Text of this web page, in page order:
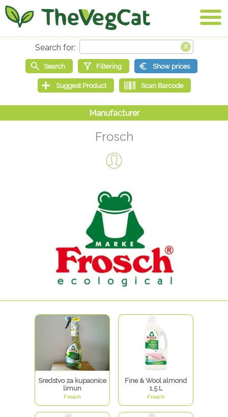
Frosch
Sredstvo za kupaonice
limun
Frosch
Fine & Wool almond
1,5 L
Frosch